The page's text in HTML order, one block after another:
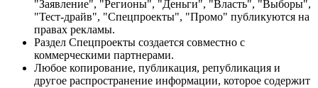
"Заявление", "Регионы", "Деньги", "Власть", "Выборы",
"Тест-драйв", "Спецпроекты", "Промо" публикуются на
правах рекламы.
Раздел Спецпроекты создается совместно с
коммерческими партнерами.
Любое копирование, публикация, републикация и
другое распространение информации, которое содержит